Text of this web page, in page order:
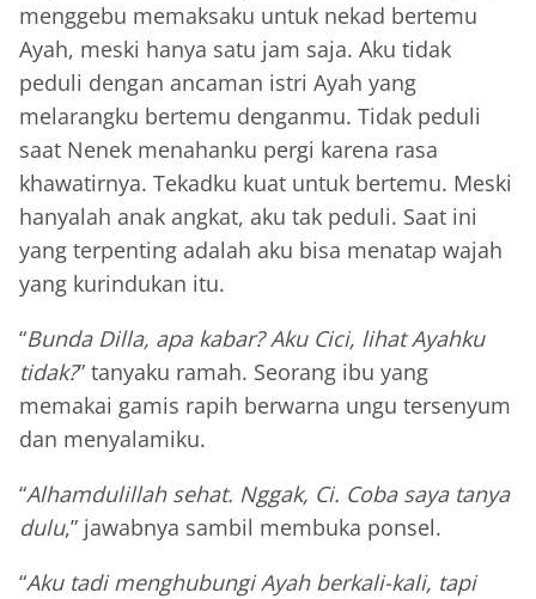
menggebu memaksaku untuk nekad bertemu
Ayah, meski hanya satu jam saja. Aku tidak
peduli dengan ancaman istri Ayah yang
melarangku bertemu denganmu. Tidak peduli
saat Nenek menahanku pergi karena rasa
khawatirnya. Tekadku kuat untuk bertemu. Meski
hanyalah anak angkat, aku tak peduli. Saat ini
yang terpenting adalah aku bisa menatap wajah
yang kurindukan itu.
“Bunda Dilla, apa kabar? Aku Cici, lihat Ayahku
tidak?” tanyaku ramah. Seorang ibu yang
memakai gamis rapih berwarna ungu tersenyum
dan menyalamiku.
“Alhamdulillah sehat. Nggak, Ci. Coba saya tanya
dulu,” jawabnya sambil membuka ponsel.
“Aku tadi menghubungi Ayah berkali-kali, tapi